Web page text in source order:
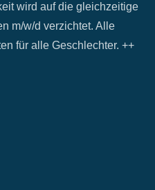
wird auf die gleichzeitige
m/w/d verzichtet. Alle
für alle Geschlechter. ++